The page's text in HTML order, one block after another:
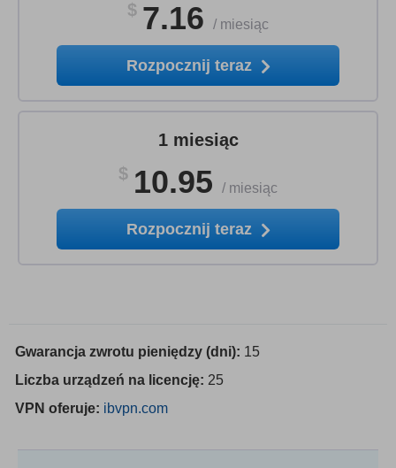
$ 7.16 / miesiąc
Rozpocznij teraz
1 miesiąc
$ 10.95 / miesiąc
Rozpocznij teraz
Gwarancja zwrotu pieniędzy (dni): 15
Liczba urządzeń na licencję: 25
VPN oferuje: ibvpn.com